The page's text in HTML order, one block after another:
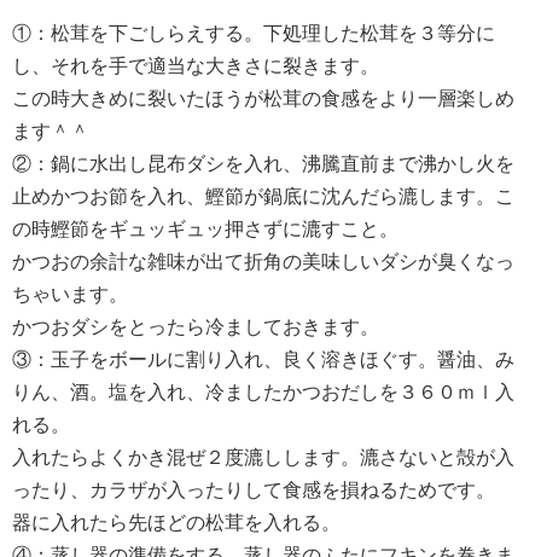
①：松茸を下ごしらえする。下処理した松茸を３等分に
し、それを手で適当な大きさに裂きます。
この時大きめに裂いたほうが松茸の食感をより一層楽しめ
ます＾＾
②：鍋に水出し昆布ダシを入れ、沸騰直前まで沸かし火を
止めかつお節を入れ、鰹節が鍋底に沈んだら漉します。こ
の時鰹節をギュッギュッ押さずに漉すこと。
かつおの余計な雑味が出て折角の美味しいダシが臭くなっ
ちゃいます。
かつおダシをとったら冷ましておきます。
③：玉子をボールに割り入れ、良く溶きほぐす。醤油、み
りん、酒。塩を入れ、冷ましたかつおだしを３６０ｍｌ入
れる。
入れたらよくかき混ぜ２度漉しします。漉さないと殻が入
ったり、カラザが入ったりして食感を損ねるためです。
器に入れたら先ほどの松茸を入れる。